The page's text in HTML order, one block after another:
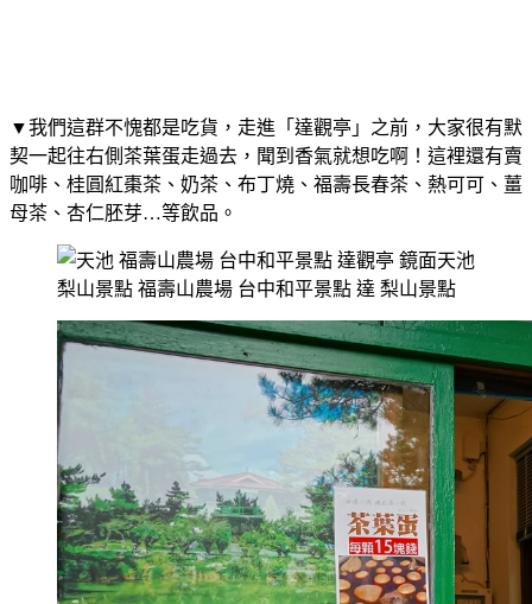
▼我們這群不愧都是吃貨，走進「達觀亭」之前，大家很有默
契一起往右側茶葉蛋走過去，聞到香氣就想吃啊！這裡還有賣
咖啡、桂圓紅棗茶、奶茶、布丁燒、福壽長春茶、熱可可、薑
母茶、杏仁胚芽…等飲品。